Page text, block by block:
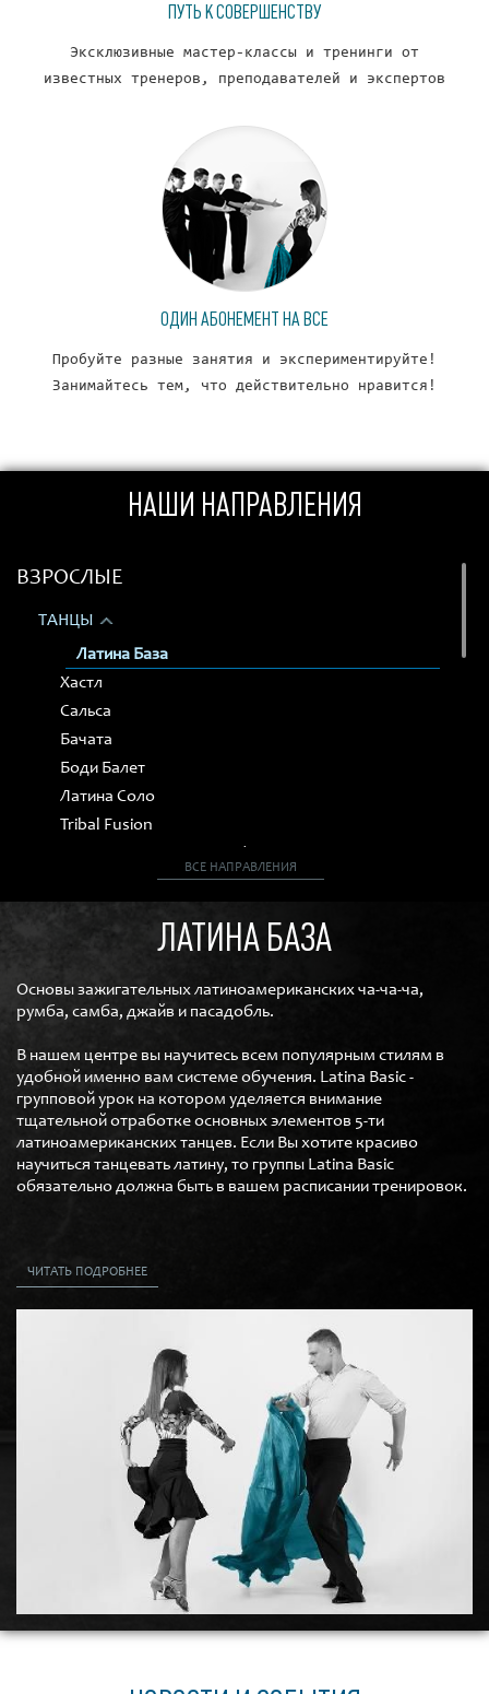
ПУТЬ К СОВЕРШЕНСТВУ
Эксклюзивные мастер-классы и тренинги от
известных тренеров, преподавателей и экспертов
ОДИН АБОНЕМЕНТ НА ВСЕ
Пробуйте разные занятия и экспериментируйте!
Занимайтесь тем, что действительно нравится!
НАШИ НАПРАВЛЕНИЯ
ВЗРОСЛЫЕ
ТАНЦЫ
Латина База
Хастл
Сальса
Бачата
Боди Балет
Латина Соло
Tribal Fusion
Аргентинское танго
Контемпорари
Хип-хоп
Кизомба
Американ Смус
Карибский микс
Бальные танцы
ЙОГА
ФИТНЕС-ПРОГРАММЫ
ЙОГА
ХУДОЖЕСТВЕННАЯ ГИМНАСТИКА
БОЕВЫЕ ИСКУССТВА
Актерское мастерство
ВСЕ НАПРАВЛЕНИЯ
ЛАТИНА БАЗА
Основы зажигательных латиноамериканских ча-ча-ча,
румба, самба, джайв и пасадобль.
В нашем центре вы научитесь всем популярным стилям в
удобной именно вам системе обучения. Latina Basic -
групповой урок на котором уделяется внимание
тщательной отработке основных элементов 5-ти
латиноамериканских танцев. Если Вы хотите красиво
научиться танцевать латину, то группы Latina Basic
обязательно должна быть в вашем расписании тренировок.
ЧИТАТЬ ПОДРОБНЕЕ